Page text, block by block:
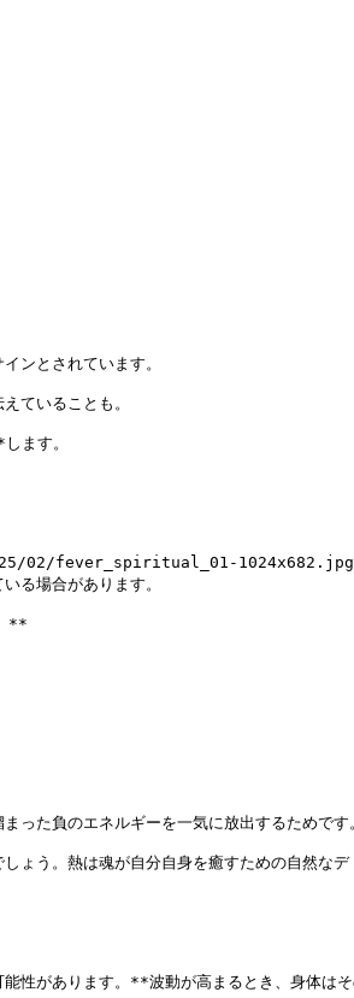
ンとされています。
ていることも。
ます。
02/fever_spiritual_01-
る場合があります。
**
った負のエネルギーを一気に放出するためです
ょう。熱は魂が自分自身を癒すための自然なデ
性があります。**波動が高まるとき、身体は